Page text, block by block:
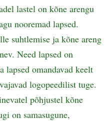
lastel on kõne arengu
nooremad lapsed.
suhtlemise ja kõne areng
Need lapsed on
lapsed omandavad keelt
logopeedilist tuge.
põhjustel kõne
on samasugune,